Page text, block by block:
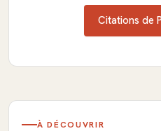
Citations de
À DÉCOUVRIR